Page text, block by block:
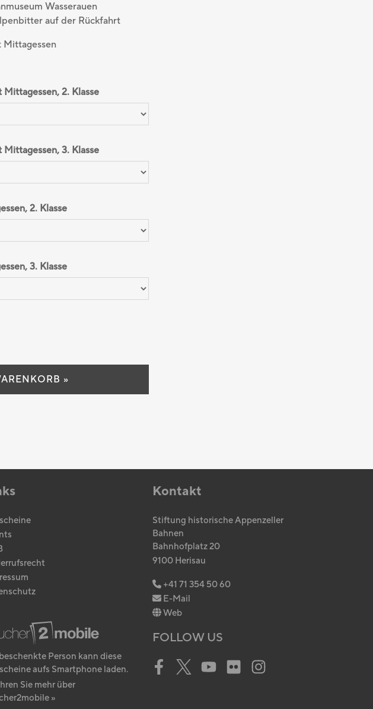
Wasserauen
auf der Rückfahrt
Mittagessen
Mittagessen, 2. Klasse
Mittagessen, 3. Klasse
2. Klasse
3. Klasse
»
Person kann diese
aufs Smartphone laden.
Sie mehr über
»
Kontakt
Stiftung historische Appenzeller
Bahnen
Bahnhofplatz 20
9100 Herisau
+41 71 354 50 60
E-Mail
Web
FOLLOW US
FacebookTwitterYoutubeFlickr Instagram